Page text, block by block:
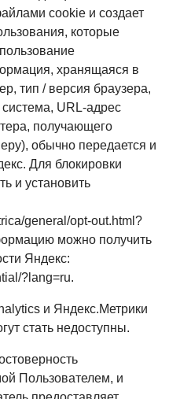
cookie и создает
которые
хранящаяся в
тип / версия браузера,
URL-адрес
получающего
обычно передается и
Для блокировки
и установить
general/opt-out.html?
можно получить
Яндекс:
?lang=ru.
и Яндекс.Метрики
стать недоступны.
Пользователем, и